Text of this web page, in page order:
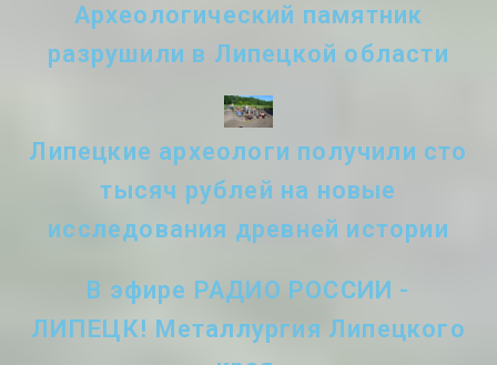
Археологический памятник
разрушили в Липецкой области
Липецкие археологи получили сто
тысяч рублей на новые
исследования древней истории
В эфире РАДИО РОССИИ -
ЛИПЕЦК! Металлургия Липецкого